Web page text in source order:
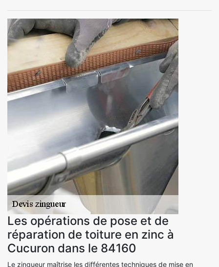
Les opérations de pose et de
réparation de toiture en zinc à
Cucuron dans le 84160
Le zingueur maîtrise les différentes techniques de mise en